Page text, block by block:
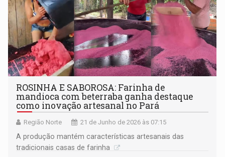
ROSINHA E SABOROSA: Farinha de
mandioca com beterraba ganha destaque
como inovação artesanal no Pará
Região Norte 21 de Junho de 2026 às 07:15
A produção mantém características artesanais das
tradicionais casas de farinha